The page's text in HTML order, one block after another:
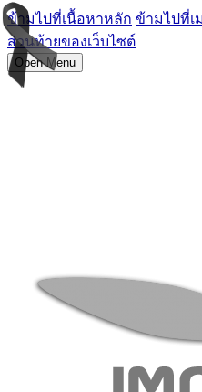
ข้ามไปที่เนื้อหาหลัก ข้ามไปที่เ
ส่วนท้ายของเว็บไซต์
Open Menu